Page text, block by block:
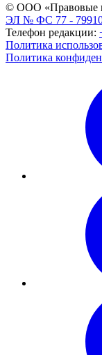
© ООО «Правовые
ЭЛ № ФС 77 -
Телефон редакции:
Политика
Политика